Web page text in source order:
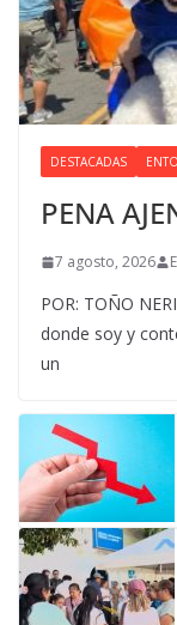
DESTACADAS
PENA
7 agosto, 2026
POR: TOÑO
donde soy y
un